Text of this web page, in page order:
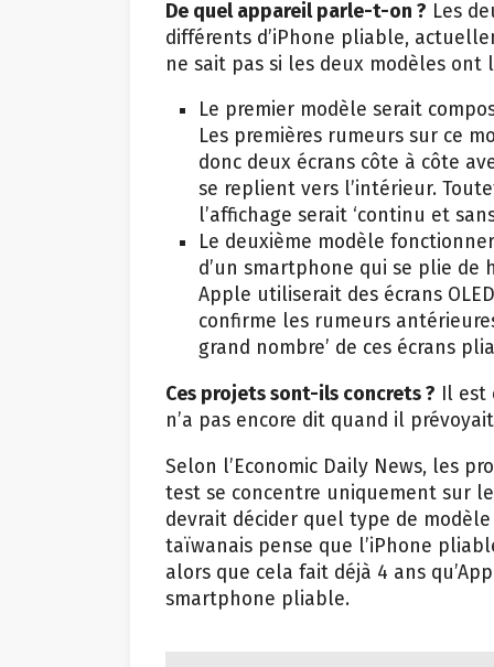
De quel appareil parle-t-on ? Les
différents d’iPhone pliable,
ne sait pas si les deux modèles ont
Le premier modèle serait
Les premières rumeurs sur ce
donc deux écrans côte à côte
se replient vers l’intérieur.
l’affichage serait ‘continu et
Le deuxième modèle
d’un smartphone qui se plie
Apple utiliserait des écrans
confirme les rumeurs
grand nombre’ de ces écrans
Ces projets sont-ils concrets ? Il
n’a pas encore dit quand il
Selon l’Economic Daily News, les
test se concentre uniquement sur
devrait décider quel type de
taïwanais pense que l’iPhone
alors que cela fait déjà 4 ans
smartphone pliable.